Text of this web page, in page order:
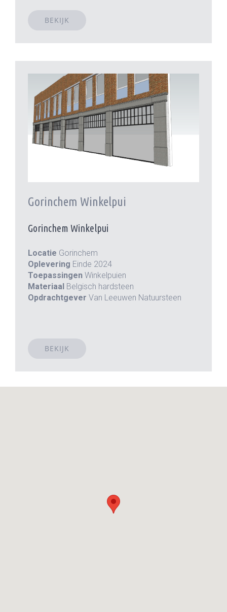
BEKIJK
Gorinchem Winkelpui
Gorinchem Winkelpui
Locatie Gorinchem
Oplevering Einde 2024
Toepassingen Winkelpuien
Materiaal Belgisch hardsteen
Opdrachtgever Van Leeuwen Natuursteen
BEKIJK